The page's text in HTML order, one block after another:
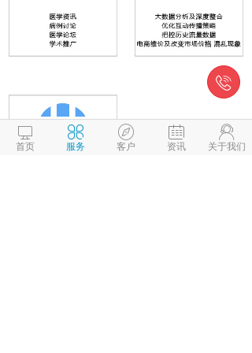

首页

服务

客户

资讯

关于我们
